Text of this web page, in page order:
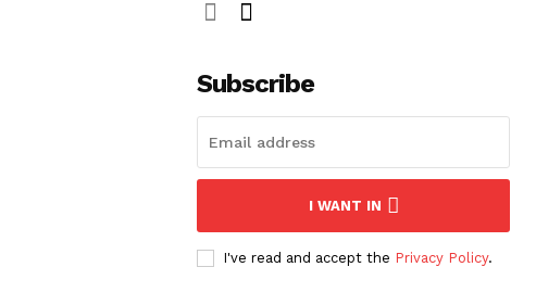
Subscribe
I WANT IN
I've read and accept the Privacy Policy.